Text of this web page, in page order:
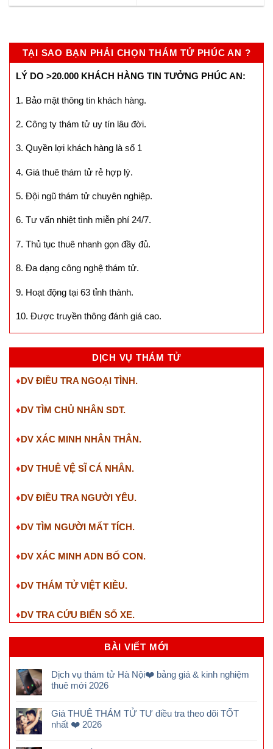
TẠI SAO BẠN PHẢI CHỌN THÁM TỬ PHÚC AN ?
LÝ DO >20.000 KHÁCH HÀNG TIN TƯỞNG PHÚC AN:
1. Bảo mật thông tin khách hàng.
2. Công ty thám tử uy tín lâu đời.
3. Quyền lợi khách hàng là số 1
4. Giá thuê thám tử rẻ hợp lý.
5. Đội ngũ thám tử chuyên nghiệp.
6. Tư vấn nhiệt tình miễn phí 24/7.
7. Thủ tục thuê nhanh gọn đầy đủ.
8. Đa dạng công nghệ thám tử.
9. Hoạt động tại 63 tỉnh thành.
10. Được truyền thông đánh giá cao.
DỊCH VỤ THÁM TỬ
♦DV ĐIỀU TRA NGOẠI TÌNH.
♦DV TÌM CHỦ NHÂN SDT.
♦DV XÁC MINH NHÂN THÂN.
♦DV THUÊ VỆ SĨ CÁ NHÂN.
♦DV ĐIỀU TRA NGƯỜI YÊU.
♦DV TÌM NGƯỜI MẤT TÍCH.
♦DV XÁC MINH ADN BỐ CON.
♦DV THÁM TỬ VIỆT KIỀU.
♦DV TRA CỨU BIỂN SỐ XE.
BÀI VIẾT MỚI
Dịch vụ thám tử Hà Nội❤️ bảng giá & kinh nghiệm
thuê mới 2026
Giá THUÊ THÁM TỬ TƯ điều tra theo dõi TỐT
nhất ❤️ 2026